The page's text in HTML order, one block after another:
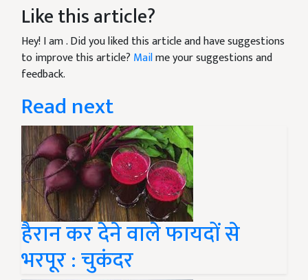
Like this article?
Hey! I am. Did you liked this article and have suggestions
to improve this article? Mailme your suggestions and
feedback.
Read next
हैरान कर देने वाले फायदों से
भरपूर : चुकंदर